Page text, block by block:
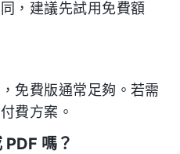
，建議先試用免費額
免費版通常足夠。若需
費方案。
嗎？